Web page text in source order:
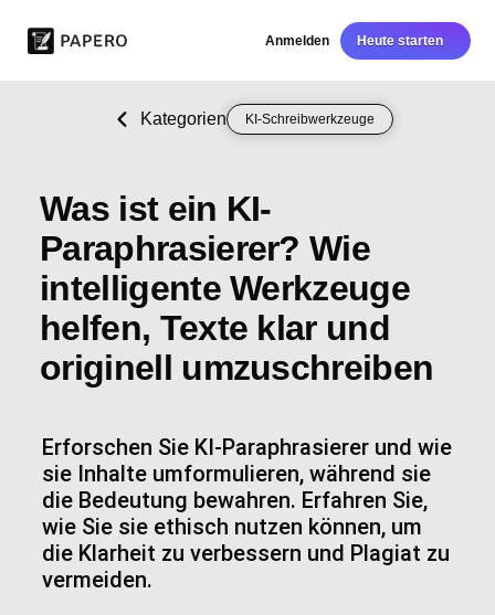
Anmelden Heute starten
Kategorien KI-Schreibwerkzeuge
Was ist ein KI-
Paraphrasierer? Wie
intelligente Werkzeuge
helfen, Texte klar und
originell umzuschreiben
Erforschen Sie KI-Paraphrasierer und wie
sie Inhalte umformulieren, während sie
die Bedeutung bewahren. Erfahren Sie,
wie Sie sie ethisch nutzen können, um
die Klarheit zu verbessern und Plagiat zu
vermeiden.